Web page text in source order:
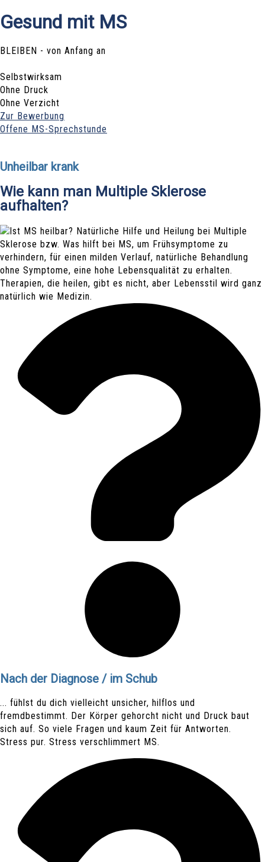
Gesund mit MS
BLEIBEN - von Anfang an
Selbstwirksam
Ohne Druck
Ohne Verzicht
Zur Bewerbung
Offene MS-Sprechstunde
Unheilbar krank
Wie kann man Multiple Sklerose
aufhalten?
Nach der Diagnose / im Schub
... fühlst du dich vielleicht unsicher, hilflos und
fremdbestimmt. Der Körper gehorcht nicht und Druck baut
sich auf. So viele Fragen und kaum Zeit für Antworten.
Stress pur. Stress verschlimmert MS.